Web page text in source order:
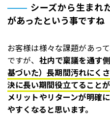
シーズから生まれ
があったという事ですね
お客様は様々な課題があっ
ですが、 社内で稟議を通す
基づいた）長期間汚れにく
決に長い期間役立てることが
メリットやリターンが明確
やすくなると思います。